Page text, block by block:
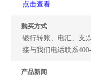
点击查看
购买方式
银行转账、电汇、支
接与我们电话联系400-
产品新闻